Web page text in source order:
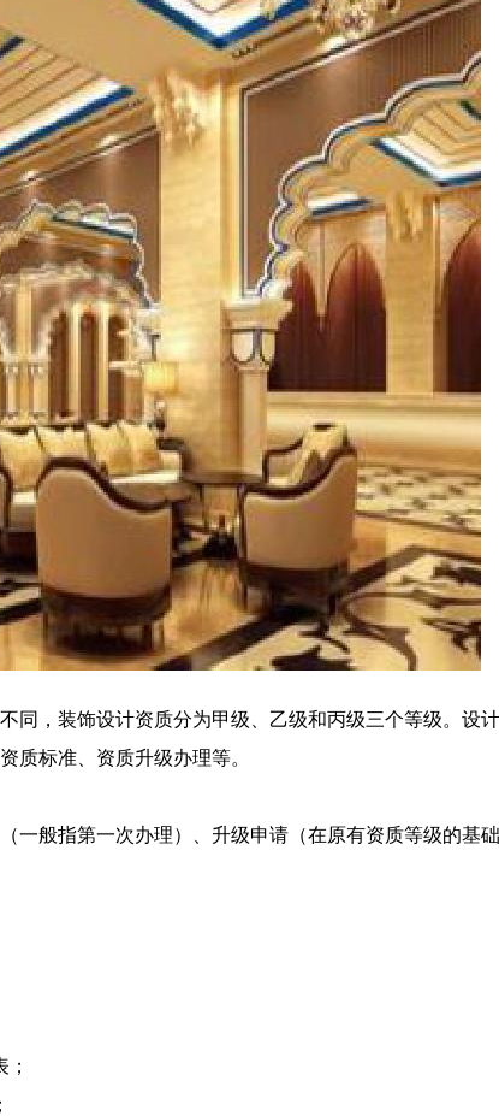
同，装饰设计资质分为甲级、乙级和丙级三个等级。
质标准、资质升级办理等。
一般指第一次办理）、升级申请（在原有资质等级的基